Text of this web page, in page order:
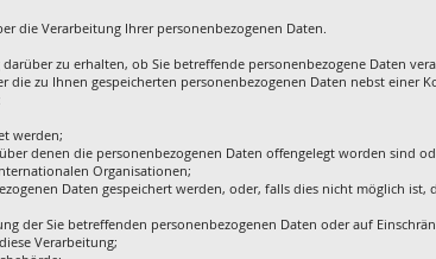
die Verarbeitung Ihrer personenbezogenen Daten.
zu erhalten, ob Sie betreffende personenbezogene Daten
zu Ihnen gespeicherten personenbezogenen Daten nebst einer
werden;
denen die personenbezogenen Daten offengelegt worden sind
Organisationen;
Daten gespeichert werden, oder, falls dies nicht möglich ist,
der Sie betreffenden personenbezogenen Daten oder auf
Verarbeitung;